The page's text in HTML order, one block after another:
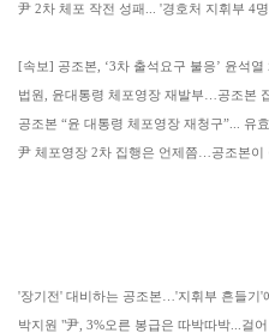
尹 2차 체포 작전 성패... '경호처 지휘부 4
[속보] 공조본, ‘3차 출석요구 불응’ 윤석
법원, 윤대통령 체포영장 재발부…공조본
공조본 “윤 대통령 체포영장 재청구”... 유
尹 체포영장 2차 집행은 언제쯤…공조본이
'장기전' 대비하는 공조본…'지휘부 흔들기'
박지원 "尹, 3%오른 봉급은 따박따박...걸